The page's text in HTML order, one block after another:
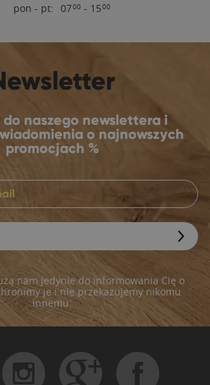
pon - pt: 0700 - 1500
do naszego newslettera i
o najnowszych
promocjach %
nam jedynie do informowania Cię o
je i nie przekazujemy nikomu
innemu.